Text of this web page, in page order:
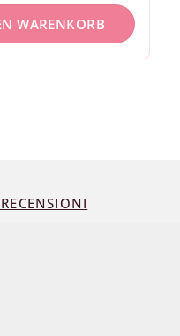
WARENKORB
RECENSIONI